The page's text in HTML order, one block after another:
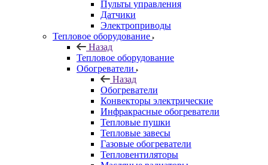
Пульты управления
Датчики
Электроприводы
Тепловое оборудование
Назад
Тепловое оборудование
Обогреватели
Назад
Обогреватели
Конвекторы электрические
Инфракрасные обогреватели
Тепловые пушки
Тепловые завесы
Газовые обогреватели
Тепловентиляторы